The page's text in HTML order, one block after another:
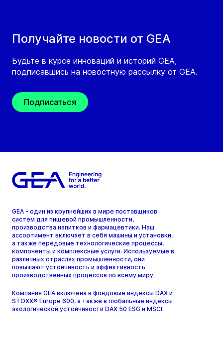
Получайте новости от GEA
Будьте в курсе инноваций и историй GEA,
подписавшись на новостную рассылку от GEA.
Подписаться
GEA - один из крупнейших в мире поставщиков
систем для пищевой промышленности,
производства напитков и фармацевтики. Наш
ассортимент включает в себя машины и установки,
а также передовые технологические процессы,
компоненты и комплексные услуги. Используемые в
различных отраслях промышленности, они
повышают устойчивость и эффективность
производственных процессов по всему миру.
Компания GEA включена в фондовые индексы DAX и
STOXX® Europe 600, а также в глобальные индексы
экологической устойчивости DAX 50 ESG и MSCI.